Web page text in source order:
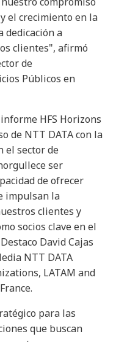
el crecimiento en la
dedicación a
clientes", afirmó
de
Públicos en
HFS Horizons
de NTT DATA con la
el sector de
ser
de ofrecer
impulsan la
clientes y
socios clave en el
David Cajas
NTT DATA
LATAM and
para las
que buscan